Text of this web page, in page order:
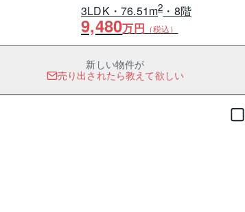
3LDK・76.51m2・8階
9,480万円 （税込）
新しい物件が
売り出されたら教えて欲しい
1 / 0